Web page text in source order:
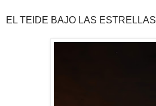
EL TEIDE BAJO LAS ESTRELLAS